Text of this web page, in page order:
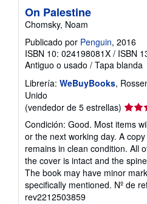
On Palestine
Chomsky, Noam
Publicado por Penguin, 2016
ISBN 10: 024198081X / ISBN
Antiguo o usado / Tapa blanda
Librería: WeBuyBooks,
Unido
(vendedor de 5 estrellas)
5
de
5
Condición: Good. Most items
or the next working day. A
remains in clean condition. All
the cover is intact and the
The book may have minor
specifically mentioned. Nº de
rev2212503859